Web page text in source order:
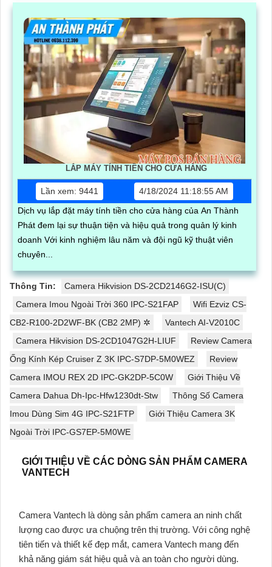
LẮP MÁY TÍNH TIỀN CHO CỬA HÀNG
Lần xem: 9441
4/18/2024 11:18:55 AM
Dịch vụ lắp đặt máy tính tiền cho cửa hàng của An Thành
Phát đem lại sự thuận tiện và hiệu quả trong quản lý kinh
doanh Với kinh nghiệm lâu năm và đội ngũ kỹ thuật viên
chuyên...
Thông Tin:
Camera Hikvision DS-2CD2146G2-ISU(C)
Camera Imou Ngoài Trời 360 IPC-S21FAP
Wifi Ezviz CS-
CB2-R100-2D2WF-BK (CB2 2MP) ✲
Vantech AI-V2010C
Camera Hikvision DS-2CD1047G2H-LIUF
Review Camera
Ống Kính Kép Cruiser Z 3K IPC-S7DP-5M0WEZ
Review
Camera IMOU REX 2D IPC-GK2DP-5C0W
Giới Thiệu Về
Camera Dahua Dh-Ipc-Hfw1230dt-Stw
Thông Số Camera
Imou Dùng Sim 4G IPC-S21FTP
Giới Thiệu Camera 3K
Ngoài Trời IPC-GS7EP-5M0WE
GIỚI THIỆU VỀ CÁC DÒNG SẢN PHẨM CAMERA
VANTECH
Camera Vantech là dòng sản phẩm camera an ninh chất
lượng cao được ưa chuộng trên thị trường. Với công nghệ
tiên tiến và thiết kế đẹp mắt, camera Vantech mang đến
khả năng giám sát hiệu quả và an toàn cho người dùng.